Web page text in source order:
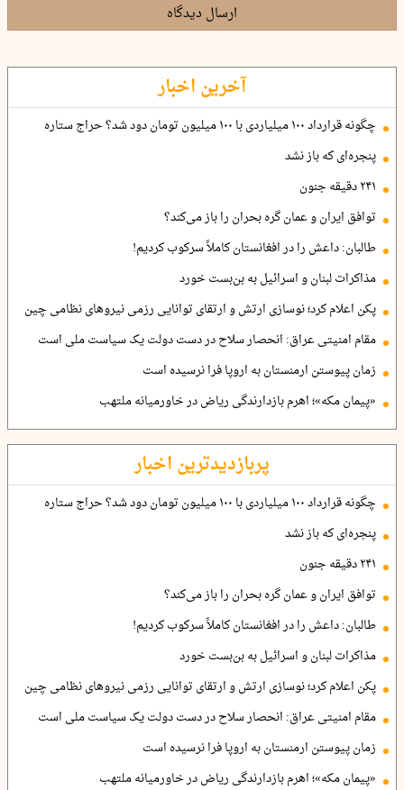
ارسال دیدگاه
آخرین اخبار
چگونه قرارداد ۱۰۰ میلیاردی با ۱۰۰ میلیون تومان دود شد؟ حراج ستاره
پنجره‌ای که باز نشد
۲۴۱ دقیقه جنون
توافق ایران و عمان گره بحران را باز می‌کند؟
طالبان: داعش را در افغانستان کاملاً سرکوب کردیم!
مذاکرات لبنان و اسرائیل به بن‌بست خورد
پکن اعلام کرد؛ نوسازی ارتش و ارتقای توانایی رزمی نیروهای نظامی چین
مقام امنیتی عراق: انحصار سلاح در دست دولت یک سیاست ملی است
زمان پیوستن ارمنستان به اروپا فرا نرسیده است
«پیمان مکه»؛ اهرم بازدارندگی ریاض در خاورمیانه ملتهب
پربازدیدترین اخبار
چگونه قرارداد ۱۰۰ میلیاردی با ۱۰۰ میلیون تومان دود شد؟ حراج ستاره
پنجره‌ای که باز نشد
۲۴۱ دقیقه جنون
توافق ایران و عمان گره بحران را باز می‌کند؟
طالبان: داعش را در افغانستان کاملاً سرکوب کردیم!
مذاکرات لبنان و اسرائیل به بن‌بست خورد
پکن اعلام کرد؛ نوسازی ارتش و ارتقای توانایی رزمی نیروهای نظامی چین
مقام امنیتی عراق: انحصار سلاح در دست دولت یک سیاست ملی است
زمان پیوستن ارمنستان به اروپا فرا نرسیده است
«پیمان مکه»؛ اهرم بازدارندگی ریاض در خاورمیانه ملتهب